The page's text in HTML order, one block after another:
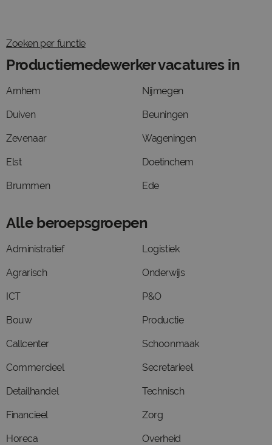
Zoeken per functie
Productiemedewerker vacatures in
Arnhem
Duiven
Zevenaar
Elst
Brummen
Nijmegen
Beuningen
Wageningen
Doetinchem
Ede
Alle beroepsgroepen
Administratief
Agrarisch
ICT
Bouw
Callcenter
Commercieel
Detailhandel
Financieel
Horeca
Logistiek
Onderwijs
P&O
Productie
Schoonmaak
Secretarieel
Technisch
Zorg
Overheid